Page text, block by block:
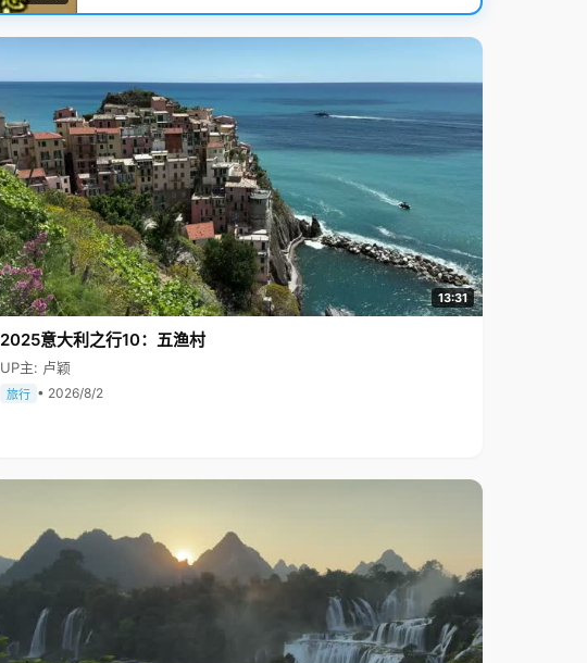
13:31
2025意大利之行10：五渔村
UP主: 卢颖
旅行 • 2026/8/2